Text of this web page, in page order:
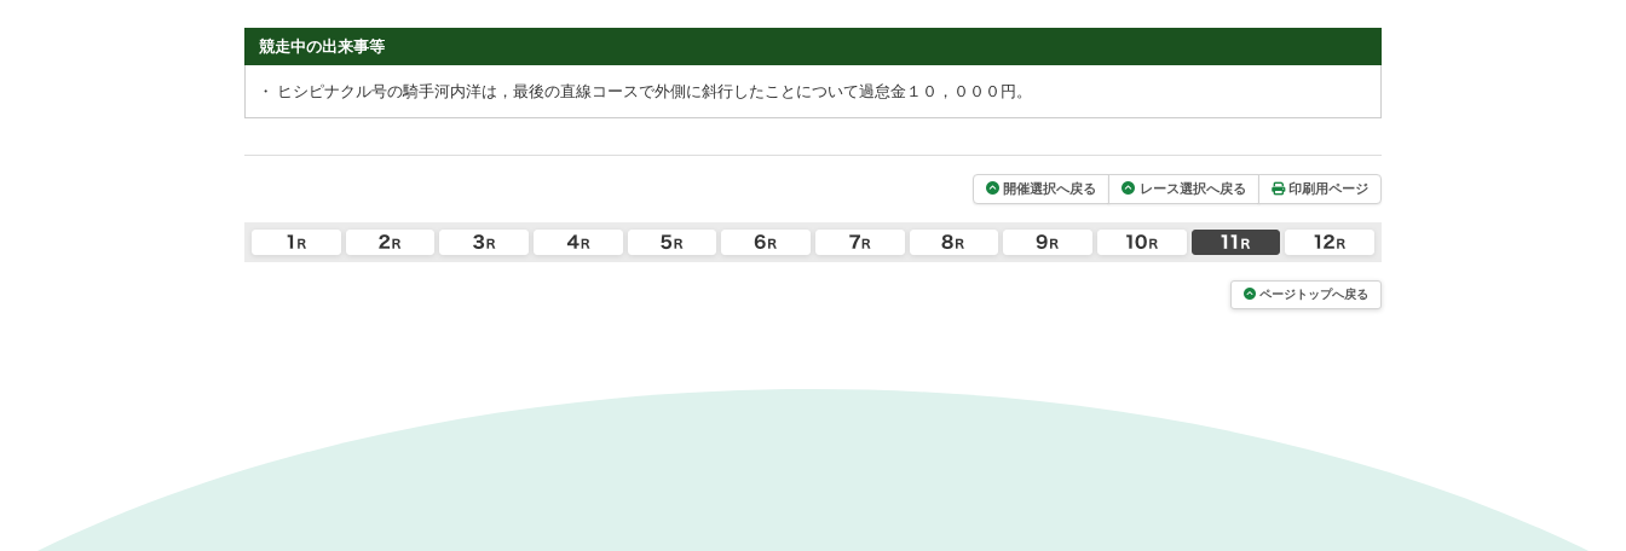
競走中の出来事等
・ ヒシピナクル号の騎手河内洋は，最後の直線コースで外側に斜行したことについて過怠金１０，０００円。
開催選択へ戻る レース選択へ戻る 印刷用ページ
ページトップへ戻る